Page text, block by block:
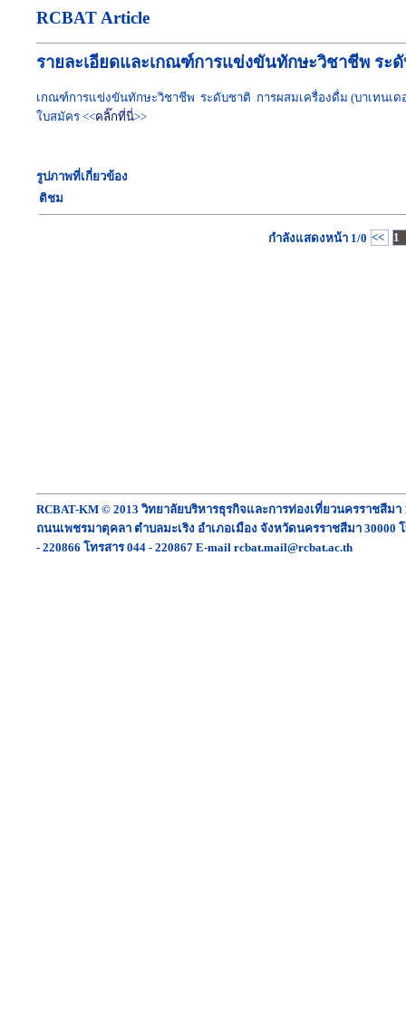
RCBAT Article
รายละเอียดและเกณฑ์การแข่งขันทักษะวิชาชีพ ระ
เกณฑ์การแข่งขันทักษะวิชาชีพ ระดับชาติ การผสมเครื่องดื่ม (บาเทนเด
ใบสมัคร <<คลิ๊กที่นี่>>
รูปภาพที่เกี่ยวข้อง
ติชม
กำลังแสดงหน้า 1/0 << 1
RCBAT-KM © 2013 วิทยาลัยบริหารธุรกิจและการท่องเที่ยวนครราชสีมา
ถนนเพชรมาตุคลา ตำบลมะเริง อำเภอเมือง จังหวัดนครราชสีมา 30000
- 220866 โทรสาร 044 - 220867 E-mail rcbat.mail@rcbat.ac.th